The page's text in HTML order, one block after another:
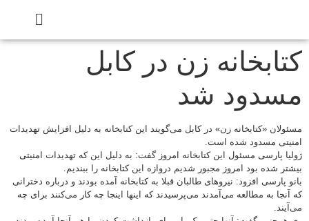
کتابخانه زن در کابل
مسدود شد
مسئولان «کتابخانه زن» در کابل می‌گویند این کتابخانه به دلیل افزایش تهدیدات
امنیتی مسدود شده است.
ژولیا پارسی مسئول این کتابخانه امروز گفت: به دلیل این که تهدیدات امنیتی
بیشتر شده بود امروز مجبور شدیم دروازه این کتابخانه را ببندیم.
بانو پارسی افزود: نیروهای طالبان قبلا به کتابخانه آمده بودند و درباره دخترانی
که آنجا به مطالعه می‌آمدند می‌پرسیدند که اینها اینجا چه کار می‌کنند برای چه
می‌آیند.